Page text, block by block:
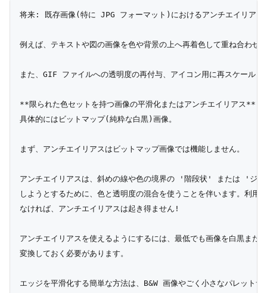
将来: 既存画像(特に JPG フォーマット)におけるアンチエイリアス
例えば、テキストや図の画像を色や背景の上へ再着色して重ね合わせ
また、GIF ファイルへの透明度の再付与、アイコン用に再スケール
**限られた色セットを持つ画像の平滑化またはアンチエイリアス**
具体的にはビットマップ(純粋な白黒)画像。
まず、アンチエイリアスはビットマップ画像では機能しません。
アンチエイリアスは、斜めの線や色の境界の '階段状' または 'ジ
しようとするために、色と透明度の混合を使うことを伴います。利用
なければ、アンチエイリアスは起き得ません!
アンチエイリアスを使えるようにするには、最低でも画像を白黒また
変換しておく必要があります。
エッジを平滑化する簡単な方法は、B&W 画像やごく小さなパレット